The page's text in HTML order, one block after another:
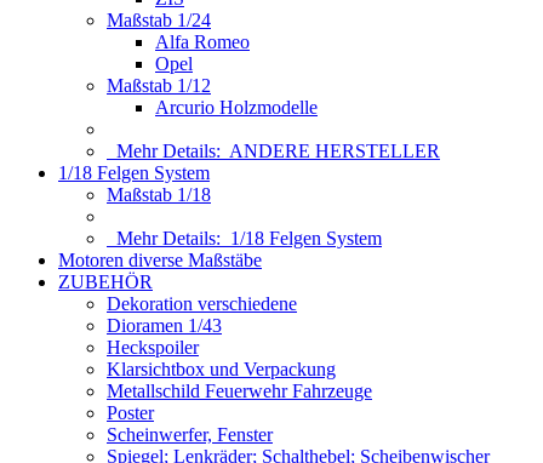
Maßstab 1/24
Alfa Romeo
Opel
Maßstab 1/12
Arcurio Holzmodelle
Mehr Details: ANDERE HERSTELLER
1/18 Felgen System
Maßstab 1/18
Mehr Details: 1/18 Felgen System
Motoren diverse Maßstäbe
ZUBEHÖR
Dekoration verschiedene
Dioramen 1/43
Heckspoiler
Klarsichtbox und Verpackung
Metallschild Feuerwehr Fahrzeuge
Poster
Scheinwerfer, Fenster
Spiegel; Lenkräder; Schalthebel; Scheibenwischer